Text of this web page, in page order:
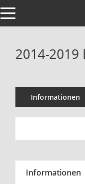
Toggle navigation
2014-2019
Informationen
Informationen